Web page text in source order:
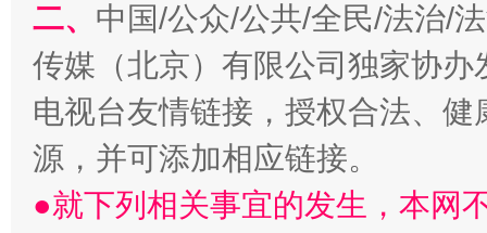
二、 中国/公众/公共/全民/法治/
传媒（北京）有限公司独家协
电视台友情链接，授权合法、
源，并可添加相应链接。
●就下列相关事宜的发生，本网